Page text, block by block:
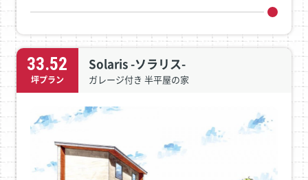
33.52
坪プラン
Solaris -ソラリス-
ガレージ付き 半平屋の家